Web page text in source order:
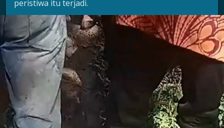
peristiwa itu terjadi.
Yang pasti, video itu memperlihatkan warga harus
berjalan kaki menyusuri hutan dan perbukitan
selama kurang lebih 6 hingga 7 jam perjalanan.
Perjalanan panjang ini dilakukan demi mencapai
titik lokasi yang bisa diakses oleh kendaraan roda
empat agar sang ibu dapat segera dibawa menuju
rumah sakit di wilayah Sipirok.